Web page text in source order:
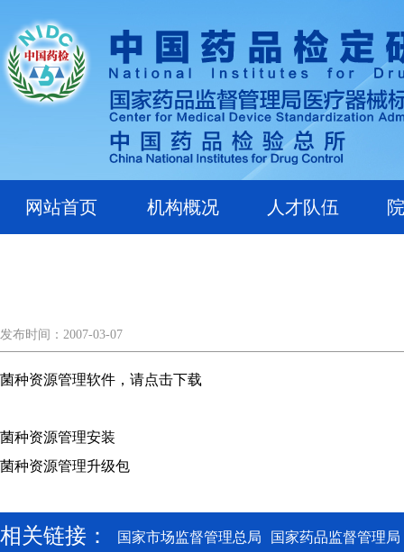
网站首页 机构概况 人才队伍
发布时间：2007-03-07
菌种资源管理软件，请点击下载
菌种资源管理安装
菌种资源管理升级包
相关链接： 国家市场监督管理总局 国家药品监督管理局